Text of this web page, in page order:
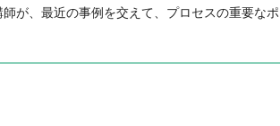
が、最近の事例を交えて、プロセスの重要なポ